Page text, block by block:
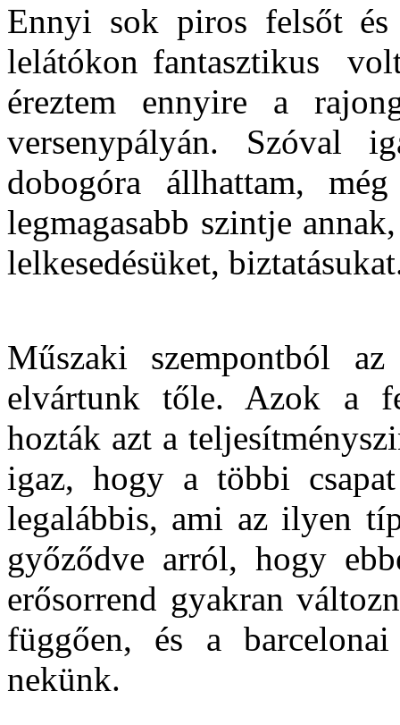
Ennyi sok piros felsőt
lelátókon fantasztikus
éreztem ennyire a
versenypályán. Szóval
dobogóra állhattam,
legmagasabb szintje
lelkesedésüket,
Műszaki szempontból
elvártunk tőle. Azok a
hozták azt a
igaz, hogy a többi
legalábbis, ami az ilyen
győződve arról, hogy
erősorrend gyakran
függően, és a
nekünk.